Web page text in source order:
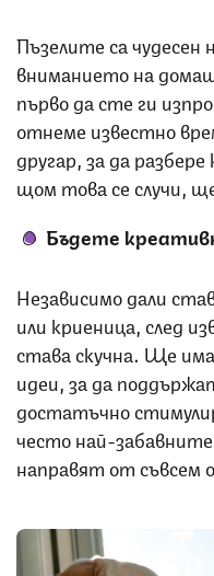
Пъзелите са чудесен
вниманието на
първо да сте ги
отнеме известно
другар, за да
щом това се случи,
Бъдете
Независимо дали
или криеница, след
става скучна. Ще
идеи, за да
достатъчно
често най-
направят от съвсем